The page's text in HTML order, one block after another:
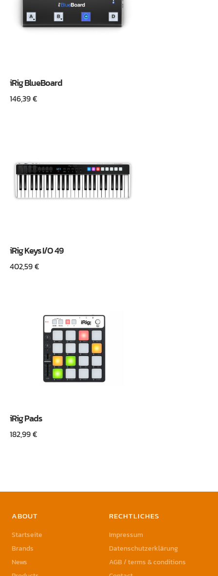
iRig BlueBoard
146,39€
iRig Keys I/O 49
402,59€
iRig Pads
182,99€
ABOUT
Startseite
Brands
News
RECHTLICHES
Impressum
Datenschutzerklärung
AGB / terms & conditions